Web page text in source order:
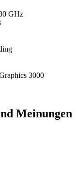
GHz
3000
Meinungen